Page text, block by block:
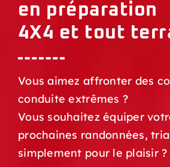
en préparation
4X4 et tout
Vous aimez affronter des
conduite extrêmes ?
Vous souhaitez équiper
prochaines randonnées,
simplement pour le plaisir ?